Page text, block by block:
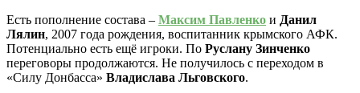
Есть пополнение состава – Максим Павленко и Данил
Лялин, 2007 года рождения, воспитанник крымского АФК.
Потенциально есть ещё игроки. По Руслану Зинченко
переговоры продолжаются. Не получилось с переходом в
«Силу Донбасса» Владислава Льговского.